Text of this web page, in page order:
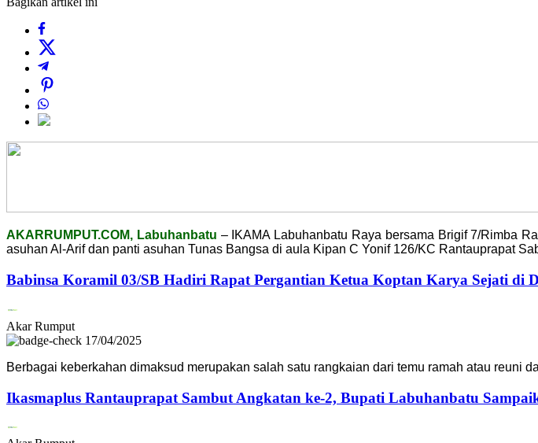
AKARRUMPUT.COM, Labuhanbatu – IKAMA Labuhanbatu Raya bersama Brigif 7/Rimba
asuhan Al-Arif dan panti asuhan Tunas Bangsa di aula Kipan C Yonif 126/KC Rantauprapat
Babinsa Koramil 03/SB Hadiri Rapat Pergantian Ketua Koptan Karya Sejati di
Akar Rumput
17/04/2025
Berbagai keberkahan dimaksud merupakan salah satu rangkaian dari temu ramah atau reuni
Ikasmaplus Rantauprapat Sambut Angkatan ke-2, Bupati Labuhanbatu